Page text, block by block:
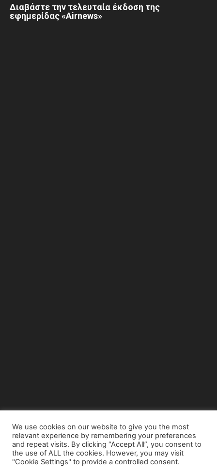
Διαβάστε την τελευταία έκδοση της
εφημερίδας «Airnews»
© Copyright 2015 - www.airnews.gr
We use cookies on our website to give you the most
relevant experience by remembering your preferences
and repeat visits. By clicking “Accept All”, you consent to
the use of ALL the cookies. However, you may visit
"Cookie Settings" to provide a controlled consent.